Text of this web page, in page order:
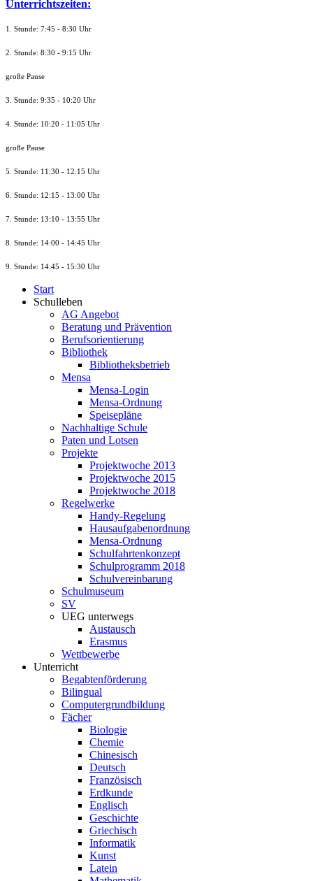
Unterrichtszeiten:
1. Stunde: 7:45 - 8:30 Uhr
2. Stunde: 8:30 - 9:15 Uhr
große Pause
3. Stunde: 9:35 - 10:20 Uhr
4. Stunde: 10:20 - 11:05 Uhr
große Pause
5. Stunde: 11:30 - 12:15 Uhr
6. Stunde: 12:15 - 13:00 Uhr
7. Stunde: 13:10 - 13:55 Uhr
8. Stunde: 14:00 - 14:45 Uhr
9. Stunde: 14:45 - 15:30 Uhr
Start
Schulleben
AG Angebot
Beratung und Prävention
Berufsorientierung
Bibliothek
Bibliotheksbetrieb
Mensa
Mensa-Login
Mensa-Ordnung
Speisepläne
Nachhaltige Schule
Paten und Lotsen
Projekte
Projektwoche 2013
Projektwoche 2015
Projektwoche 2018
Regelwerke
Handy-Regelung
Hausaufgabenordnung
Mensa-Ordnung
Schulfahrtenkonzept
Schulprogramm 2018
Schulvereinbarung
Schulmuseum
SV
UEG unterwegs
Austausch
Erasmus
Wettbewerbe
Unterricht
Begabtenförderung
Bilingual
Computergrundbildung
Fächer
Biologie
Chemie
Chinesisch
Deutsch
Französisch
Erdkunde
Englisch
Geschichte
Griechisch
Informatik
Kunst
Latein